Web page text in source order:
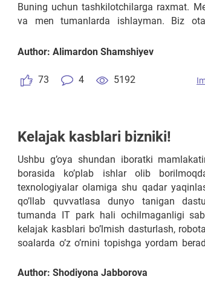
Buning uchun tashkilotchilarga raxmat.
va men tumanlarda ishlayman. Biz
ingliz tilini bilmaydi. Bu esa vazifa
keltiradi. Darslarni o'zlashtirishda orqada
yozilishi boshqa o'qilishi boshqa.
duch kelamiz.
Author: Alimardon Shamshiyev
73 4 5192
Kelajak kasblari bizniki!
Ushbu g’oya shundan iboratki
borasida ko’plab ishlar olib
texnologiyalar olamiga shu qadar
qo’llab quvvatlasa dunyo tanigan
tumanda IT park hali ochilmaganligi
kelajak kasblari bo’lmish dasturlash,
soalarda o’z o’rnini topishga yordam
qilishda sababchi bo’lish.
Author: Shodiyona Jabborova